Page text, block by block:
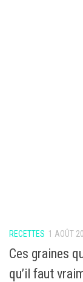
RECETTES 1 AOÛT
Ces graines
qu’il faut